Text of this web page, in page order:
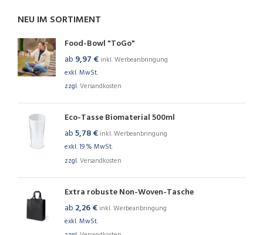
NEU IM SORTIMENT
Food-Bowl "ToGo"
ab 9,97 € inkl. Werbeanbringung
exkl. MwSt.
zzgl.Versandkosten
Eco-Tasse Biomaterial 500ml
ab5,78€ inkl. Werbeanbringung
exkl. 19 % MwSt.
zzgl.Versandkosten
Extra robuste Non-Woven-Tasche
ab 2,26€ inkl. Werbeanbringung
exkl. MwSt.